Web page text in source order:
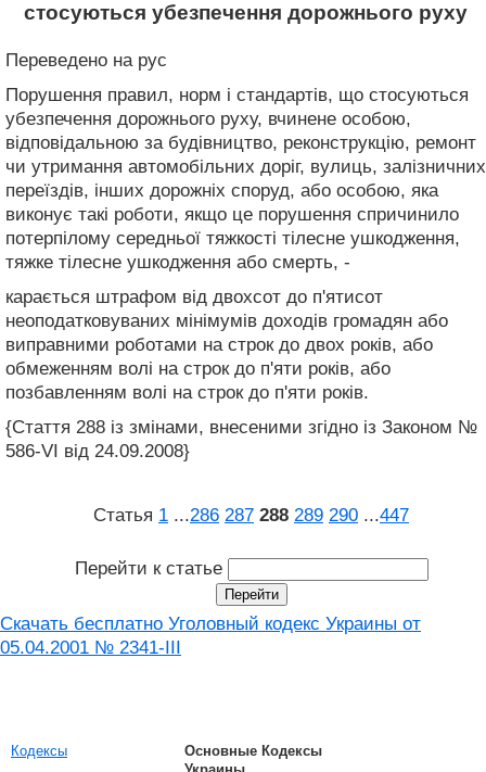
стосуються убезпечення дорожнього руху
Переведено на рус
Порушення правил, норм і стандартів, що стосуються
убезпечення дорожнього руху, вчинене особою,
відповідальною за будівництво, реконструкцію, ремонт
чи утримання автомобільних доріг, вулиць, залізничних
переїздів, інших дорожніх споруд, або особою, яка
виконує такі роботи, якщо це порушення спричинило
потерпілому середньої тяжкості тілесне ушкодження,
тяжке тілесне ушкодження або смерть, -
карається штрафом від двохсот до п'ятисот
неоподатковуваних мінімумів доходів громадян або
виправними роботами на строк до двох років, або
обмеженням волі на строк до п'яти років, або
позбавленням волі на строк до п'яти років.
{Стаття 288 із змінами, внесеними згідно із Законом №
586-VI від 24.09.2008}
Статья 1 ...286 287 288 289 290 ...447
Перейти к статье
Скачать бесплатно Уголовный кодекс Украины от
05.04.2001 № 2341-III
Кодексы
Основные Кодексы